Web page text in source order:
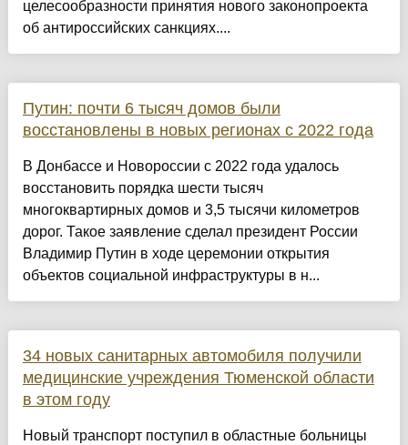
целесообразности принятия нового законопроекта
об антироссийских санкциях....
Путин: почти 6 тысяч домов были
восстановлены в новых регионах с 2022 года
В Донбассе и Новороссии с 2022 года удалось
восстановить порядка шести тысяч
многоквартирных домов и 3,5 тысячи километров
дорог. Такое заявление сделал президент России
Владимир Путин в ходе церемонии открытия
объектов социальной инфраструктуры в н...
34 новых санитарных автомобиля получили
медицинские учреждения Тюменской области
в этом году
Новый транспорт поступил в областные больницы